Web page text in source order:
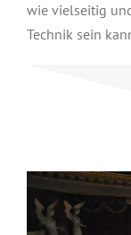
wie vielseitig
Technik sein